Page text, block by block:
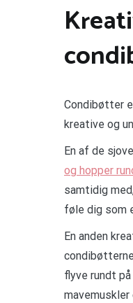
Condibøtter
kreative og
En af de
og hopper
samtidig
føle dig som
En anden
flyve rundt